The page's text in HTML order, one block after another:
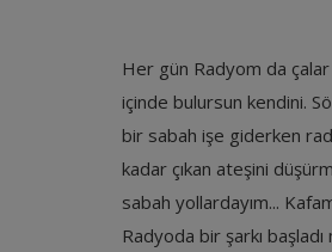
Her gün Radyom da
içinde bulursun kendini.
bir sabah işe giderken
kadar çıkan ateşini
sabah yollardayım...
Radyoda bir şarkı